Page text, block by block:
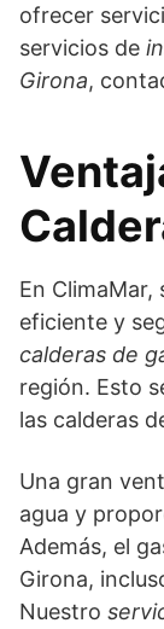
ofrecer
servicios de
Girona,
En ClimaMar,
eficiente y
calderas de
región. Esto
las calderas
Una gran
agua y
Además, el
Girona,
Nuestro